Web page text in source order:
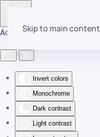
Accessibility Tools
Invert colors
Monochrome
Dark contrast
Light contrast
Skip to main content